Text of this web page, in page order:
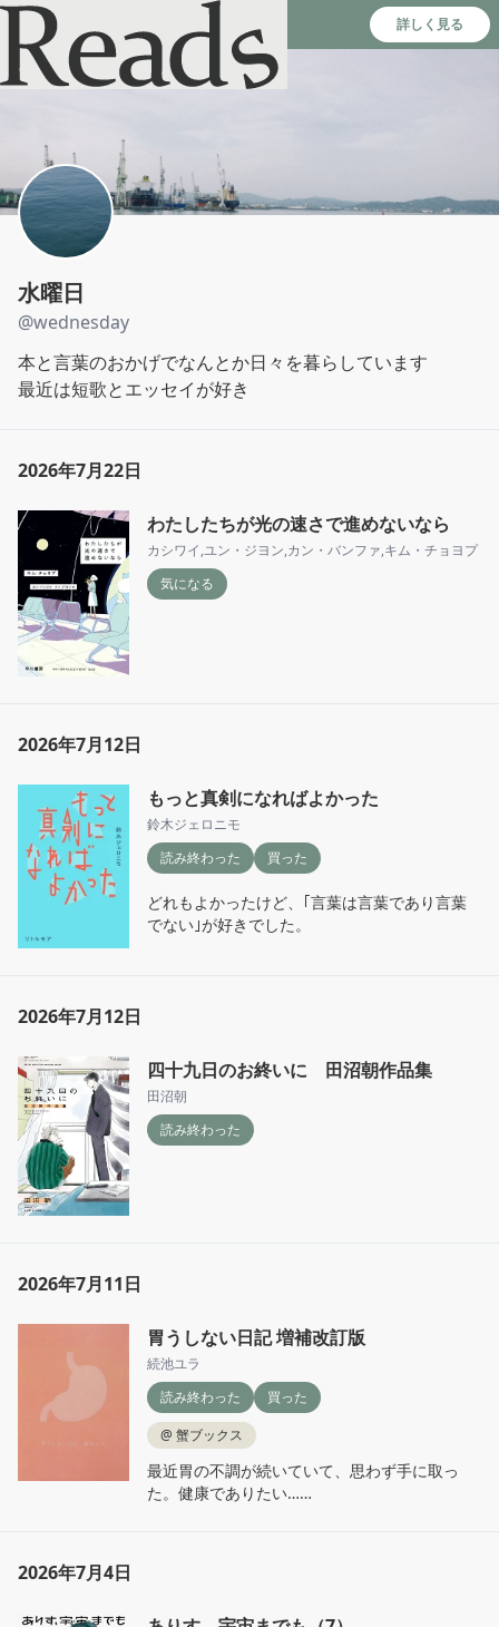
Reads - 読書のSNS＆記録アプリ 詳しく見る
水曜日
@wednesday
本と言葉のおかげでなんとか日々を暮らしています
最近は短歌とエッセイが好き
2026年7月22日
わたしたちが光の速さで進めないなら
カシワイ,ユン・ジヨン,カン・バンファ,キム・チョヨプ
気になる
2026年7月12日
もっと真剣になればよかった
鈴木ジェロニモ
読み終わった
買った
どれもよかったけど、｢言葉は言葉であり言葉
でない｣が好きでした。
2026年7月12日
四十九日のお終いに 田沼朝作品集
田沼朝
読み終わった
2026年7月11日
胃うしない日記 増補改訂版
続池ユラ
読み終わった
買った
@ 蟹ブックス
最近胃の不調が続いていて、思わず手に取っ
た。健康でありたい……
2026年7月4日